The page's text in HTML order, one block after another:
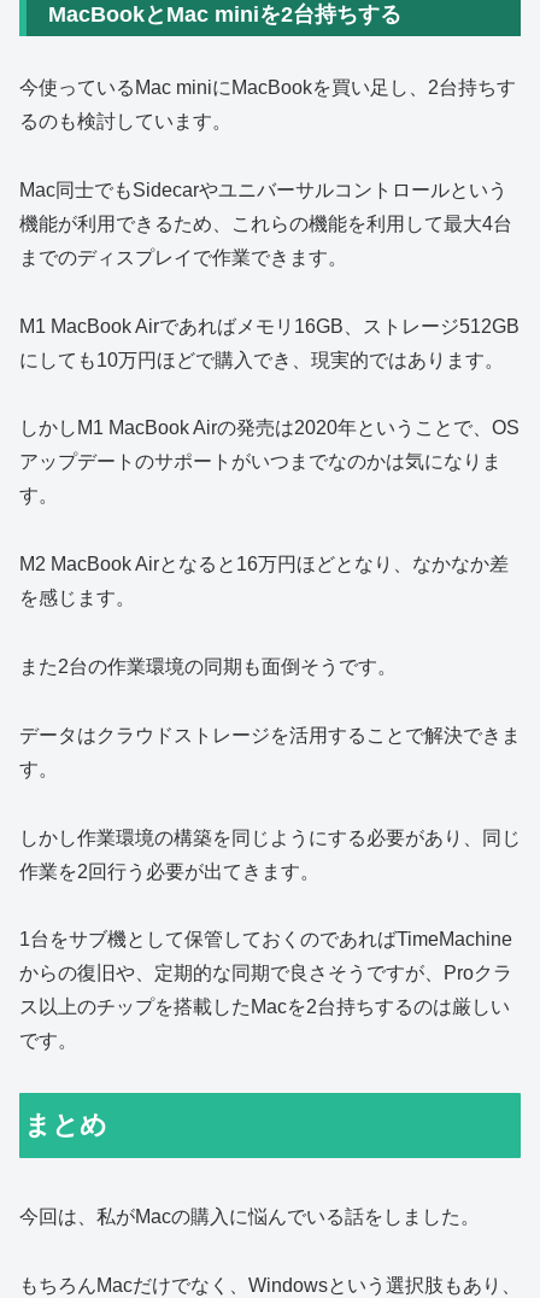
MacBookとMac miniを2台持ちする
今使っているMac miniにMacBookを買い足し、2台持ちす
るのも検討しています。
Mac同士でもSidecarやユニバーサルコントロールという
機能が利用できるため、これらの機能を利用して最大4台
までのディスプレイで作業できます。
M1 MacBook Airであればメモリ16GB、ストレージ512GB
にしても10万円ほどで購入でき、現実的ではあります。
しかしM1 MacBook Airの発売は2020年ということで、OS
アップデートのサポートがいつまでなのかは気になりま
す。
M2 MacBook Airとなると16万円ほどとなり、なかなか差
を感じます。
また2台の作業環境の同期も面倒そうです。
データはクラウドストレージを活用することで解決できま
す。
しかし作業環境の構築を同じようにする必要があり、同じ
作業を2回行う必要が出てきます。
1台をサブ機として保管しておくのであればTimeMachine
からの復旧や、定期的な同期で良さそうですが、Proクラ
ス以上のチップを搭載したMacを2台持ちするのは厳しい
です。
まとめ
今回は、私がMacの購入に悩んでいる話をしました。
もちろんMacだけでなく、Windowsという選択肢もあり、